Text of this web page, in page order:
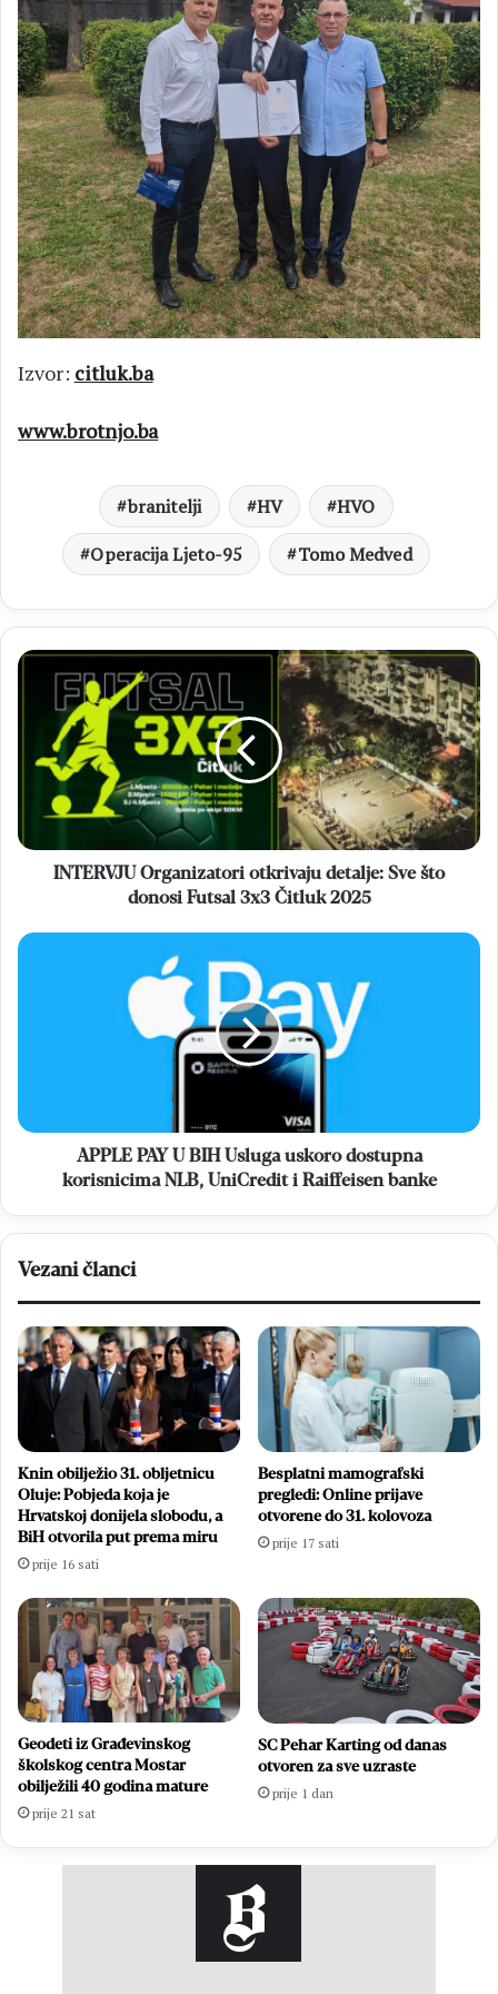
Izvor: citluk.ba
www.brotnjo.ba
branitelji HV
HVO
Operacija Ljeto-95
Tomo Medved
INTERVJU
Organizatori
otkrivaju
detalje:
Sve
donosi
Futsal
3x3
INTERVJU Organizatori otkrivaju detalje: Sve što
donosi Futsal 3x3 Čitluk 2025
APPLE
NLB,
APPLE PAY U BIH Usluga uskoro dostupna
korisnicima NLB, UniCredit i Raiffeisen banke
Vezani članci
Knin obilježio 31. obljetnicu
Oluje: Pobjeda koja je
Hrvatskoj donijela slobodu, a
BiH otvorila put prema miru
prije 16 sati
Besplatni mamografski
pregledi: Online prijave
otvorene do 31. kolovoza
prije 17 sati
Geodeti iz Građevinskog
školskog centra Mostar
obilježili 40 godina mature
prije 21 sat
SC Pehar Karting od danas
otvoren za sve uzraste
prije 1 dan